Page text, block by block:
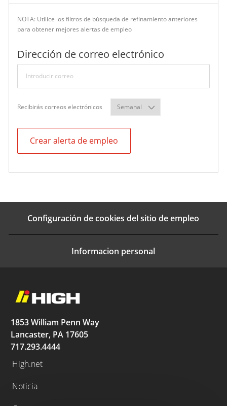
NOTA: Utilice los filtros de búsqueda de refinamiento anteriores
para obtener mejores alertas de empleo
Dirección de correo electrónicoRequired
Recibirás correos electrónicosRequired
Crear alerta de empleo
Configuración de cookies del sitio de empleo
Informacion personal
1853 William Penn Way
Lancaster, PA 17605
717.293.4444
High.net
Noticia